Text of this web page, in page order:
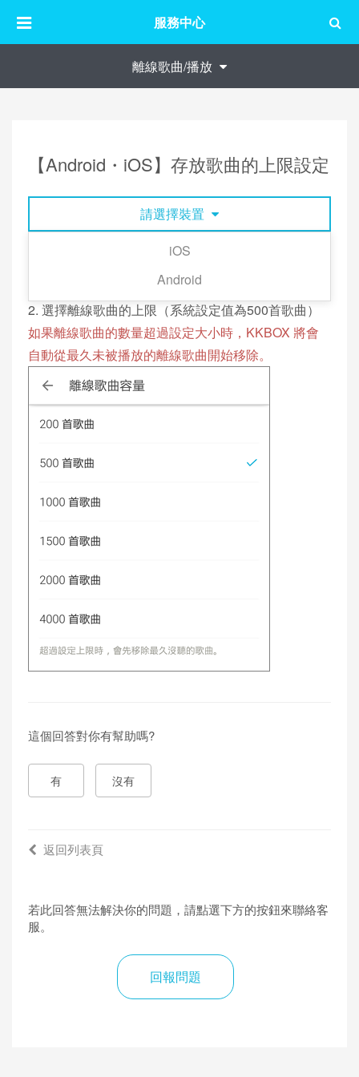
服務中心
離線歌曲/播放
【Android・iOS】存放歌曲的上限設定
請選擇裝置
iOS
Android
圖示 →「儲存管理」→「離線歌曲容量」。
2. 選擇離線歌曲的上限（系統設定值為500首歌曲）
如果離線歌曲的數量超過設定大小時，KKBOX 將會
自動從最久未被播放的離線歌曲開始移除。
這個回答對你有幫助嗎?
有 沒有
返回列表頁
若此回答無法解決你的問題，請點選下方的按鈕來聯絡客
服。
回報問題